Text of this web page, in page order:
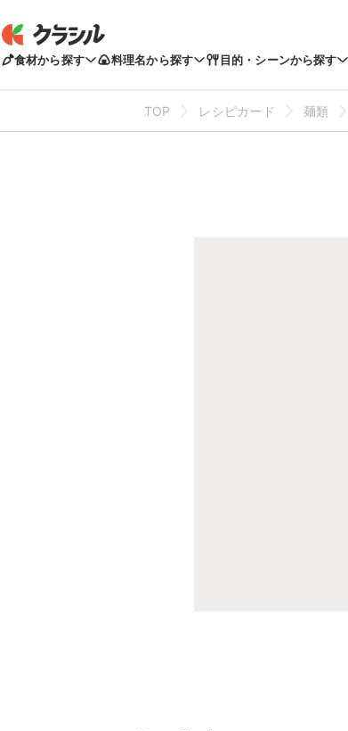
食材から探す 料理名から探す 目的・シーンから探す
TOP レシピカード 麺類